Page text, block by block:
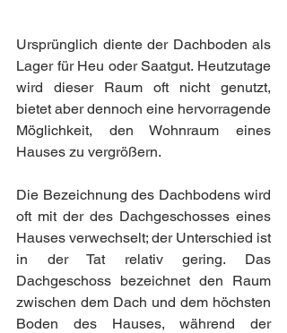
Ursprünglich diente der Dachboden als
Lager für Heu oder Saatgut. Heutzutage
wird dieser Raum oft nicht genutzt,
bietet aber dennoch eine hervorragende
Möglichkeit, den Wohnraum eines
Hauses zu vergrößern.
Die Bezeichnung des Dachbodens wird
oft mit der des Dachgeschosses eines
Hauses verwechselt; der Unterschied ist
in der Tat relativ gering. Das
Dachgeschoss bezeichnet den Raum
zwischen dem Dach und dem höchsten
Boden des Hauses, während der